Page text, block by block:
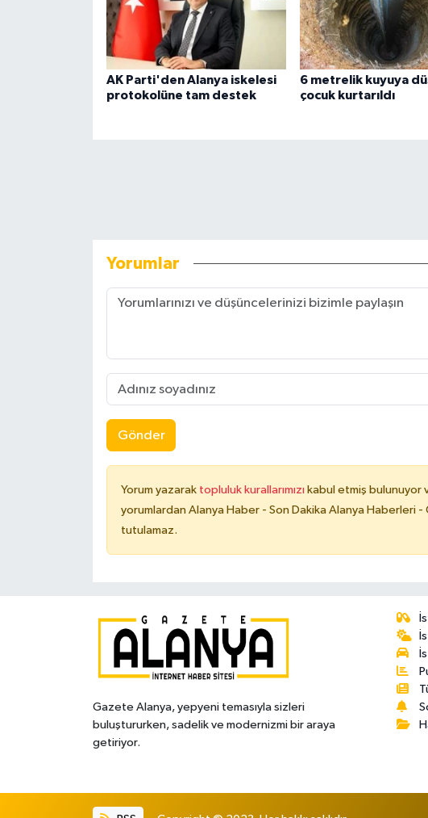
AK Parti'den Alanya iskelesi
protokolüne tam destek
6 metrelik kuyuya
çocuk kurtarıldı
Yorumlar
Gönder
Yorum yazarak topluluk kurallarımızı kabul etmiş bulunuyor
yorumlardan Alanya Haber - Son Dakika Alanya Haberleri
tutulamaz.
Gazete Alanya, yepyeni temasıyla sizleri
buluştururken, sadelik ve modernizmi bir araya
getiriyor.